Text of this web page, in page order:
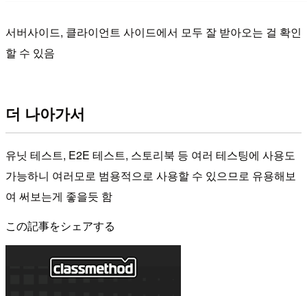
서버사이드, 클라이언트 사이드에서 모두 잘 받아오는 걸 확인
할 수 있음
더 나아가서
유닛 테스트, E2E 테스트, 스토리북 등 여러 테스팅에 사용도
가능하니 여러모로 범용적으로 사용할 수 있으므로 유용해보
여 써보는게 좋을듯 함
この記事をシェアする